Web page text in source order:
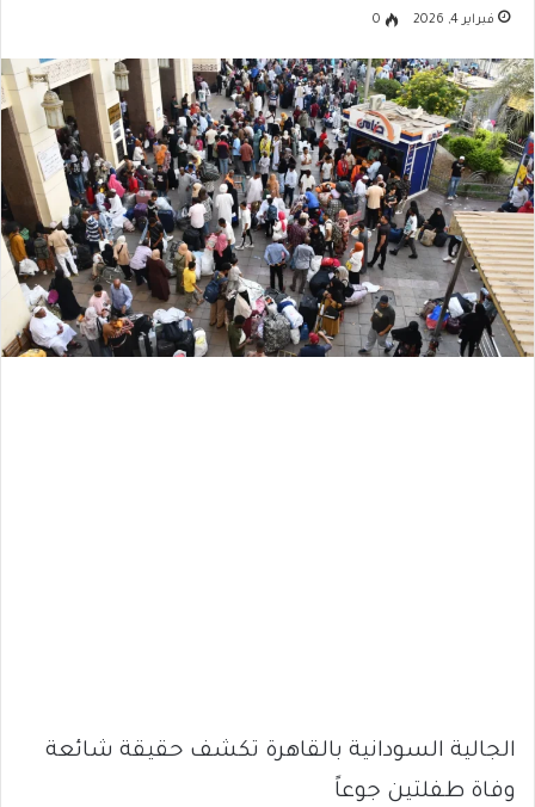
فبراير 4, 2026 0
الجالية السودانية بالقاهرة تكشف حقيقة شائعة
وفاة طفلتين جوعاً